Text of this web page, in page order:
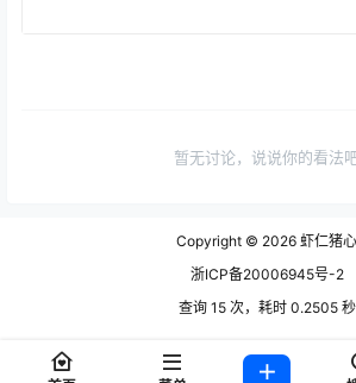
暂无讨论，说说你的看法
Copyright © 2026 虾仁猪心
浙ICP备20006945号-2
查询 15 次，耗时 0.2505 秒